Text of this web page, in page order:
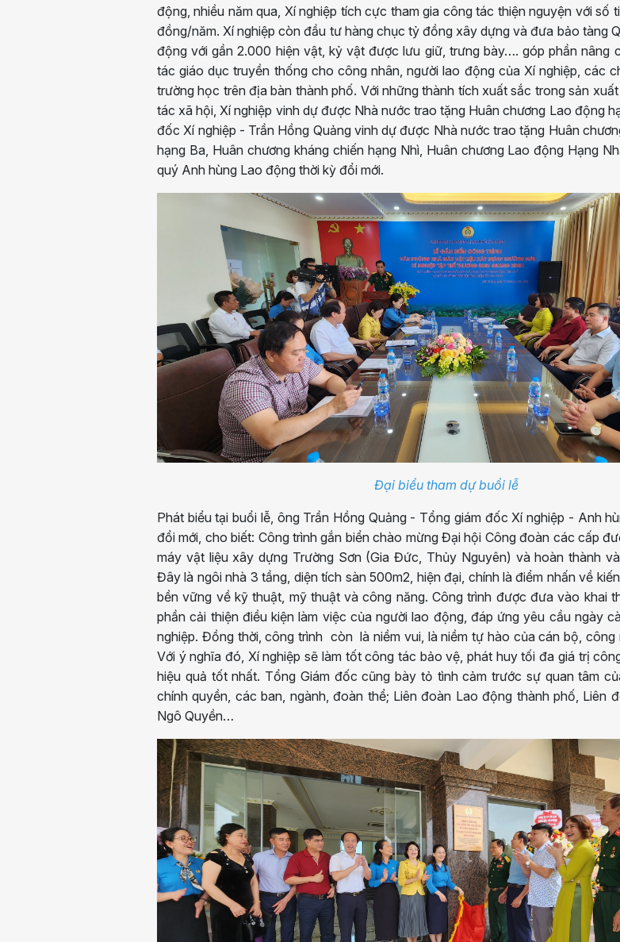
động, nhiều năm qua, Xí nghiệp tích cực tham gia công tác thiện nguyện với số
đồng/năm. Xí nghiệp còn đầu tư hàng chục tỷ đồng xây dựng và đưa bảo tàng
động với gần 2.000 hiện vật, kỷ vật được lưu giữ, trưng bày…. góp phần nâng
tác giáo dục truyền thống cho công nhân, người lao động của Xí nghiệp, các
trường học trên địa bàn thành phố. Với những thành tích xuất sắc trong sản
tác xã hội, Xí nghiệp vinh dự được Nhà nước trao tặng Huân chương Lao động
đốc Xí nghiệp - Trần Hồng Quảng vinh dự được Nhà nước trao tặng Huân
hạng Ba, Huân chương kháng chiến hạng Nhì, Huân chương Lao động Hạng
quý Anh hùng Lao động thời kỳ đổi mới.
Đại biểu tham dự buổi lễ
Phát biểu tại buổi lễ, ông Trần Hồng Quảng - Tổng giám đốc Xí nghiệp - Anh
đổi mới, cho biết: Công trình gắn biển chào mừng Đại hội Công đoàn các cấp
máy vật liệu xây dựng Trường Sơn (Gia Đức, Thủy Nguyên) và hoàn thành
Đây là ngôi nhà 3 tầng, diện tích sàn 500m2, hiện đại, chính là điểm nhấn về
bền vững về kỹ thuật, mỹ thuật và công năng. Công trình được đưa vào khai
phần cải thiện điều kiện làm việc của người lao động, đáp ứng yêu cầu ngày
nghiệp. Đồng thời, công trình còn là niềm vui, là niềm tự hào của cán bộ, công
Với ý nghĩa đó, Xí nghiệp sẽ làm tốt công tác bảo vệ, phát huy tối đa giá trị
hiệu quả tốt nhất. Tổng Giám đốc cũng bày tỏ tình cảm trước sự quan tâm
chính quyền, các ban, ngành, đoàn thể; Liên đoàn Lao động thành phố, Liên
Ngô Quyền…